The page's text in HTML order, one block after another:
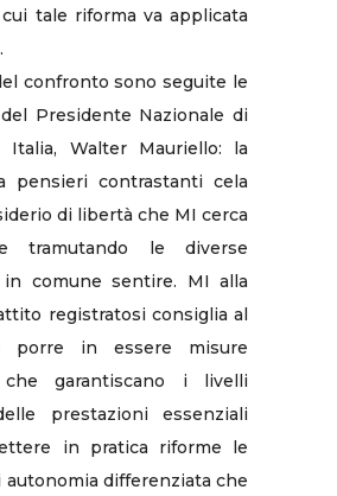
tale riforma va applicata
confronto sono seguite le
Presidente Nazionale di
Italia, Walter Mauriello: la
pensieri contrastanti cela
di libertà che MI cerca
tramutando le diverse
comune sentire. MI alla
registratosi consiglia al
porre in essere misure
che garantiscano i livelli
prestazioni essenziali
in pratica riforme le
autonomia differenziata che